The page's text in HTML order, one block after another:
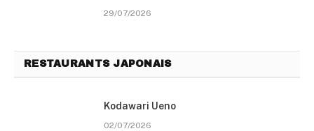
29/07/2026
RESTAURANTS JAPONAIS
Kodawari Ueno
02/07/2026